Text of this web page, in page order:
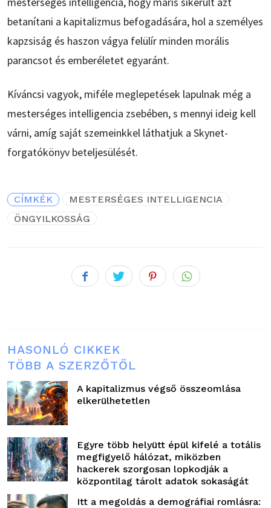
betanítani a kapitalizmus befogadására, hol a személyes
kapzsiság és haszon vágya felülír minden morális
parancsot és emberéletet egyaránt.
Kíváncsi vagyok, miféle meglepetések lapulnak még a
mesterséges intelligencia zsebében, s mennyi ideig kell
várni, amíg saját szemeinkkel láthatjuk a Skynet-
forgatókönyv beteljesülését.
CÍMKÉK
MESTERSÉGES INTELLIGENCIA
ÖNGYILKOSSÁG
HASONLÓ CIKKEK
TÖBB A SZERZŐTŐL
A kapitalizmus végső összeomlása
elkerülhetetlen
Egyre több helyütt épül kifelé a totális
megfigyelő hálózat, miközben
hackerek szorgosan lopkodják a
központilag tárolt adatok sokaságát
Itt a megoldás a demográfiai romlásra: